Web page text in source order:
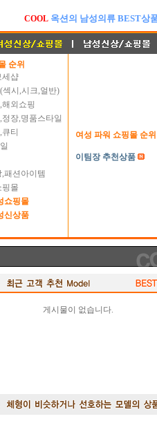
HOT 오픈마켓 패션상품도 코디
NEW 옥션 BEST 여성의류
COOL 옥션의 남성의류 BEST상
순위
세샵
섹시,시크,얼반)
외쇼핑
장,명품스타일
티
패션아이템
핑몰
쇼핑몰
신상품
여성 파워 쇼핑몰 순위
이팀장 추천상품
게시물이 없습니다.